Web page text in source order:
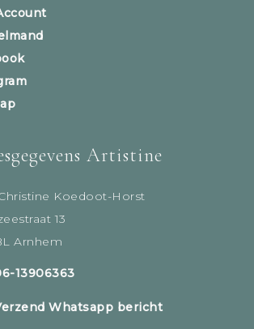
Artistine
Koedoot-Horst
13
Arnhem
13906363
Whatsapp bericht